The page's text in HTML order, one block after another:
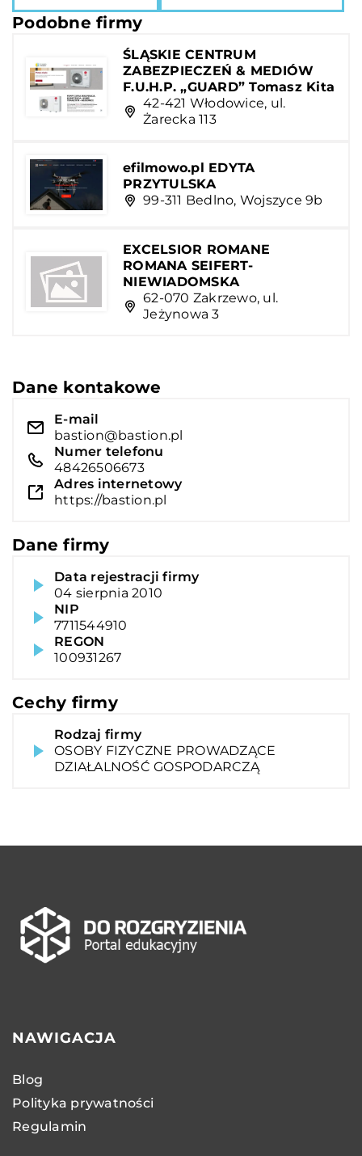
Podobne firmy
ŚLĄSKIE CENTRUM
ZABEZPIECZEŃ & MEDIÓW
F.U.H.P. „GUARD” Tomasz Kita
42-421 Włodowice, ul.
Żarecka 113
efilmowo.pl EDYTA
PRZYTULSKA
99-311 Bedlno, Wojszyce 9b
EXCELSIOR ROMANE
ROMANA SEIFERT-
NIEWIADOMSKA
62-070 Zakrzewo, ul.
Jeżynowa 3
Dane kontakowe
E-mail
bastion@bastion.pl
Numer telefonu
48426506673
Adres internetowy
https://bastion.pl
Dane firmy
Data rejestracji firmy
04 sierpnia 2010
NIP
7711544910
REGON
100931267
Cechy firmy
Rodzaj firmy
OSOBY FIZYCZNE PROWADZĄCE
DZIAŁALNOŚĆ GOSPODARCZĄ
NAWIGACJA
Blog
Polityka prywatności
Regulamin